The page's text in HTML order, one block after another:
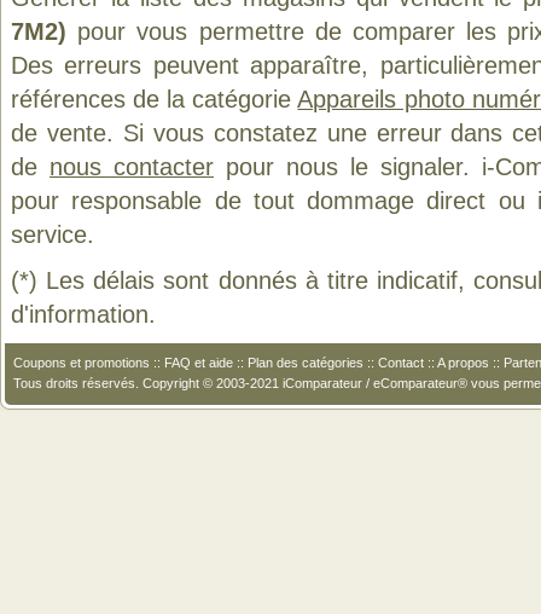
7M2) pour vous permettre de comparer les
Des erreurs peuvent apparaître,
références de la catégorieAppareils photo
de vente. Si vous constatez une erreur dans
de nous contacter pour nous le signaler. i-
pour responsable de tout dommage direct
service.
(*) Les délais sont donnés à titre indicatif,
d'information.
Coupons et promotions :: FAQ et aide :: Plan des catégories :: Contact :: A propos ::
Tous droits réservés. Copyright © 2003-2021 iComparateur / eComparateur® vous